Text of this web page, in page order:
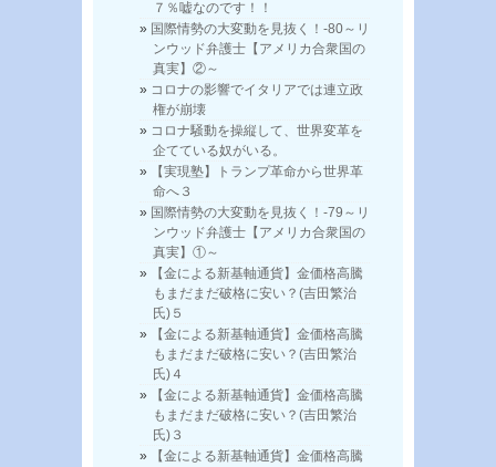
７％嘘なのです！！
国際情勢の大変動を見抜く！-80～リ
ンウッド弁護士【アメリカ合衆国の
真実】②～
コロナの影響でイタリアでは連立政
権が崩壊
コロナ騒動を操縦して、世界変革を
企てている奴がいる。
【実現塾】トランプ革命から世界革
命へ３
国際情勢の大変動を見抜く！-79～リ
ンウッド弁護士【アメリカ合衆国の
真実】①～
【金による新基軸通貨】金価格高騰
もまだまだ破格に安い？(吉田繁治
氏)５
【金による新基軸通貨】金価格高騰
もまだまだ破格に安い？(吉田繁治
氏)４
【金による新基軸通貨】金価格高騰
もまだまだ破格に安い？(吉田繁治
氏)３
【金による新基軸通貨】金価格高騰